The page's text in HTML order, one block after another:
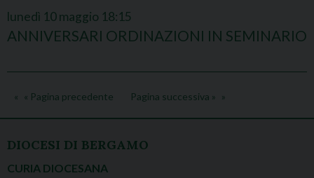
lunedì 10maggio 18:15
ANNIVERSARI ORDINAZIONI IN SEMINARIO
« Pagina precedente Pagina successiva »
DIOCESI DI BERGAMO
CURIA DIOCESANA